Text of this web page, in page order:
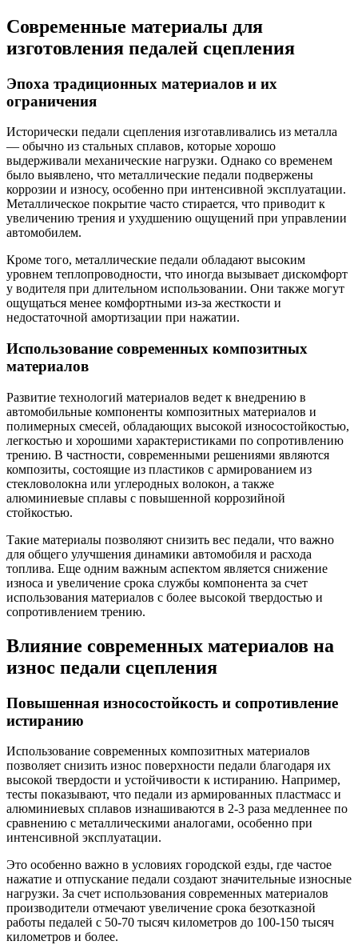
Современные материалы для
изготовления педалей сцепления
Эпоха традиционных материалов и их
ограничения
Исторически педали сцепления изготавливались из металла
— обычно из стальных сплавов, которые хорошо
выдерживали механические нагрузки. Однако со временем
было выявлено, что металлические педали подвержены
коррозии и износу, особенно при интенсивной эксплуатации.
Металлическое покрытие часто стирается, что приводит к
увеличению трения и ухудшению ощущений при управлении
автомобилем.
Кроме того, металлические педали обладают высоким
уровнем теплопроводности, что иногда вызывает дискомфорт
у водителя при длительном использовании. Они также могут
ощущаться менее комфортными из-за жесткости и
недостаточной амортизации при нажатии.
Использование современных композитных
материалов
Развитие технологий материалов ведет к внедрению в
автомобильные компоненты композитных материалов и
полимерных смесей, обладающих высокой износостойкостью,
легкостью и хорошими характеристиками по сопротивлению
трению. В частности, современными решениями являются
композиты, состоящие из пластиков с армированием из
стекловолокна или углеродных волокон, а также
алюминиевые сплавы с повышенной коррозийной
стойкостью.
Такие материалы позволяют снизить вес педали, что важно
для общего улучшения динамики автомобиля и расхода
топлива. Еще одним важным аспектом является снижение
износа и увеличение срока службы компонента за счет
использования материалов с более высокой твердостью и
сопротивлением трению.
Влияние современных материалов на
износ педали сцепления
Повышенная износостойкость и сопротивление
истиранию
Использование современных композитных материалов
позволяет снизить износ поверхности педали благодаря их
высокой твердости и устойчивости к истиранию. Например,
тесты показывают, что педали из армированных пластмасс и
алюминиевых сплавов изнашиваются в 2-3 раза медленнее по
сравнению с металлическими аналогами, особенно при
интенсивной эксплуатации.
Это особенно важно в условиях городской езды, где частое
нажатие и отпускание педали создают значительные износные
нагрузки. За счет использования современных материалов
производители отмечают увеличение срока безотказной
работы педалей с 50-70 тысяч километров до 100-150 тысяч
километров и более.